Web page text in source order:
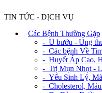
TIN TỨC - DỊCH VỤ
Các Bệnh Thường Gặp
- U bướu - Ung
- Các bệnh Về
- Huyết Áp Cao,
- Trị Mụn Nhọt -
- Yếu Sinh Lý,
- Cholesterol,